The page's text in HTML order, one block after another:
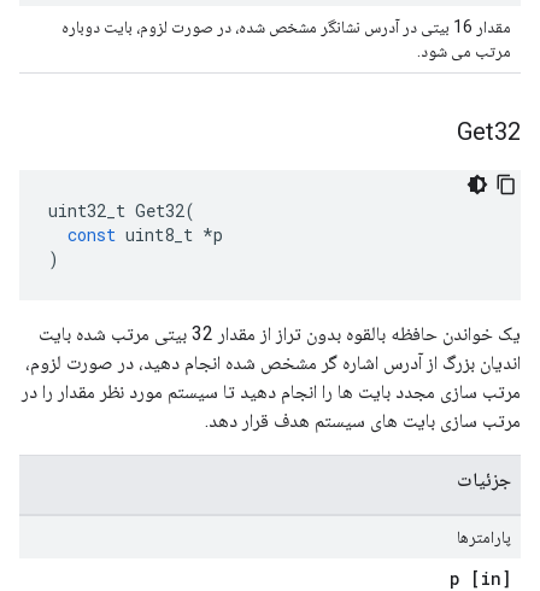
مقدار 16 بیتی در آدرس نشانگر مشخص شده، در صورت لزوم، بایت دوباره
مرتب می شود.
Get32
uint32_t Get32(
const uint8_t *p
)
یک خواندن حافظه بالقوه بدون تراز از مقدار 32 بیتی مرتب شده بایت
اندیان بزرگ از آدرس اشاره گر مشخص شده انجام دهید، در صورت لزوم،
مرتب سازی مجدد بایت ها را انجام دهید تا سیستم مورد نظر مقدار را در
مرتب سازی بایت های سیستم هدف قرار دهد.
جزئیات
پارامترها
[in] p